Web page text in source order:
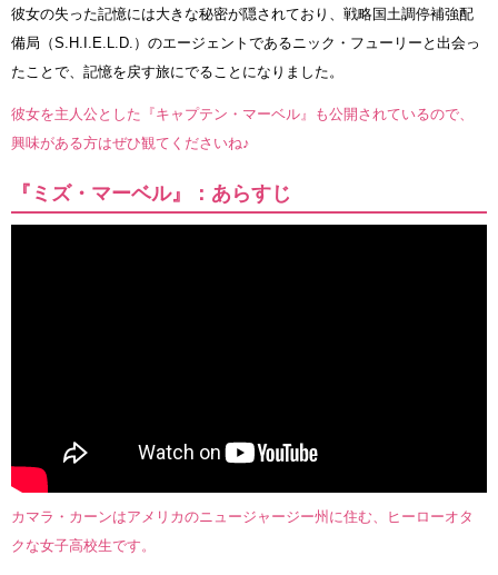
彼女の失った記憶には大きな秘密が隠されており、戦略国土調停補強配
備局（S.H.I.E.L.D.）のエージェントであるニック・フューリーと出会っ
たことで、記憶を戻す旅にでることになりました。
彼女を主人公とした『キャプテン・マーベル』も公開されているので、
興味がある方はぜひ観てくださいね♪
『ミズ・マーベル』：あらすじ
カマラ・カーンはアメリカのニュージャージー州に住む、ヒーローオタ
クな女子高校生です。